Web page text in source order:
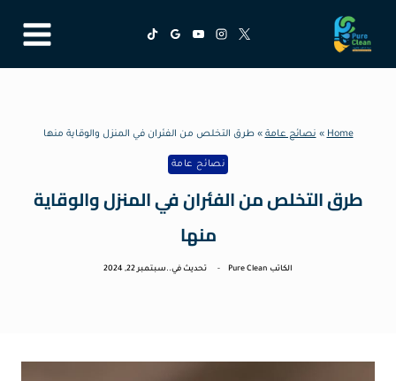
المحتوى
Home
» نصائح عامة »طرق التخلص من الفئران في المنزل والوقاية منها
نصائح عامة
طرق التخلص من الفئران في المنزل والوقاية
منها
الكاتب Pure Clean تحديث في.. سبتمبر 22, 2024